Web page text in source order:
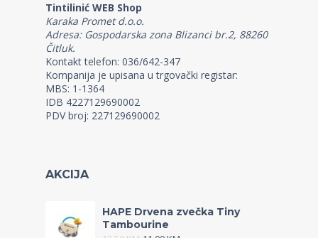
Tintilinić WEB Shop
Karaka Promet d.o.o.
Adresa: Gospodarska zona Blizanci br.2, 88260
Čitluk.
Kontakt telefon: 036/642-347
Kompanija je upisana u trgovački registar:
MBS: 1-1364
IDB 4227129690002
PDV broj: 227129690002
AKCIJA
HAPE Drvena zvečka Tiny
Tambourine